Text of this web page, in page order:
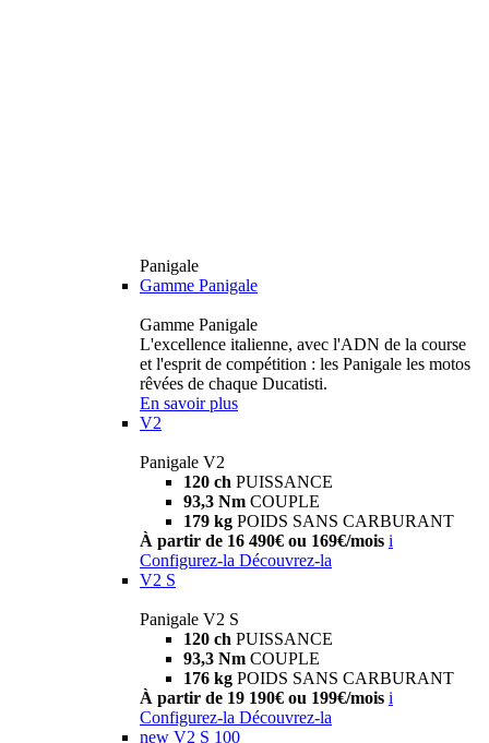
Panigale
Gamme Panigale
Gamme Panigale
L'excellence italienne, avec l'ADN de la course
et l'esprit de compétition : les Panigale les motos
rêvées de chaque Ducatisti.
En savoir plus
V2
Panigale V2
120 ch PUISSANCE
93,3 Nm COUPLE
179 kg POIDS SANS CARBURANT
À partir de 16 490€ ou 169€/mois i
Configurez-la Découvrez-la
V2 S
Panigale V2 S
120 ch PUISSANCE
93,3 Nm COUPLE
176 kg POIDS SANS CARBURANT
À partir de 19 190€ ou 199€/mois i
Configurez-la Découvrez-la
new V2 S 100